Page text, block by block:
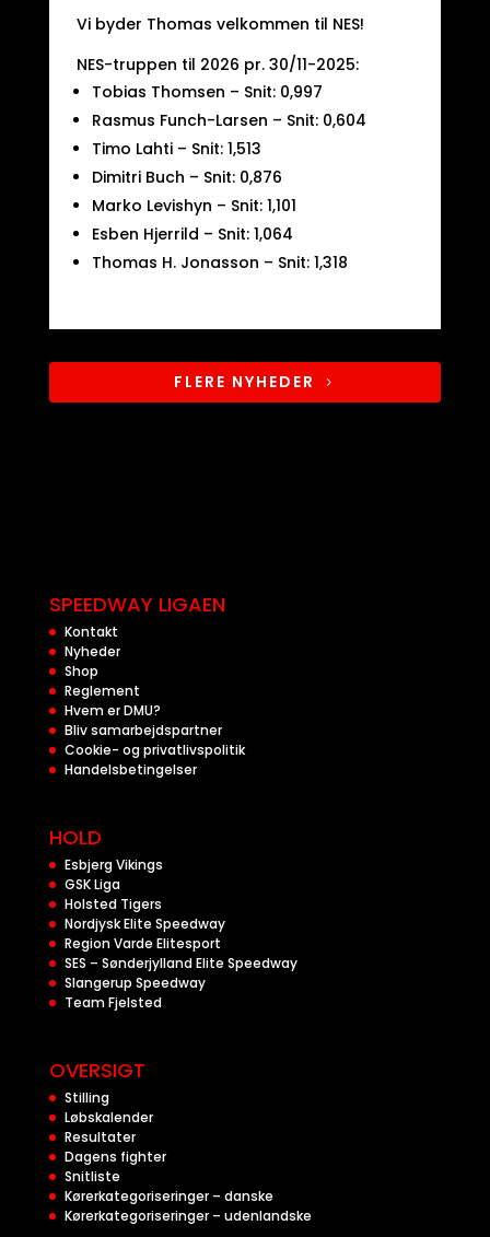
Vi byder Thomas velkommen til NES!
NES-truppen til 2026 pr. 30/11-2025:
Tobias Thomsen – Snit: 0,997
Rasmus Funch-Larsen – Snit: 0,604
Timo Lahti – Snit: 1,513
Dimitri Buch – Snit: 0,876
Marko Levishyn – Snit: 1,101
Esben Hjerrild – Snit: 1,064
Thomas H. Jonasson – Snit: 1,318
FLERE NYHEDER
SPEEDWAY LIGAEN
Kontakt
Nyheder
Shop
Reglement
Hvem er DMU?
Bliv samarbejdspartner
Cookie- og privatlivspolitik
Handelsbetingelser
HOLD
Esbjerg Vikings
GSK Liga
Holsted Tigers
Nordjysk Elite Speedway
Region Varde Elitesport
SES – Sønderjylland Elite Speedway
Slangerup Speedway
Team Fjelsted
OVERSIGT
Stilling
Løbskalender
Resultater
Dagens fighter
Snitliste
Kørerkategoriseringer – danske
Kørerkategoriseringer – udenlandske